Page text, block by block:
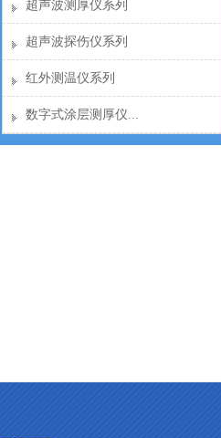
超声波测厚仪系列
超声波探伤仪系列
红外测温仪系列
数字式涂层测厚仪...